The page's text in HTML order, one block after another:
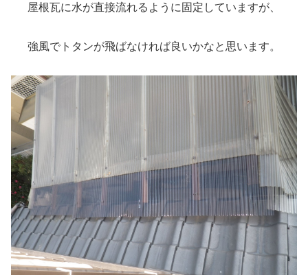
屋根瓦に水が直接流れるように固定していますが、
強風でトタンが飛ばなければ良いかなと思います。